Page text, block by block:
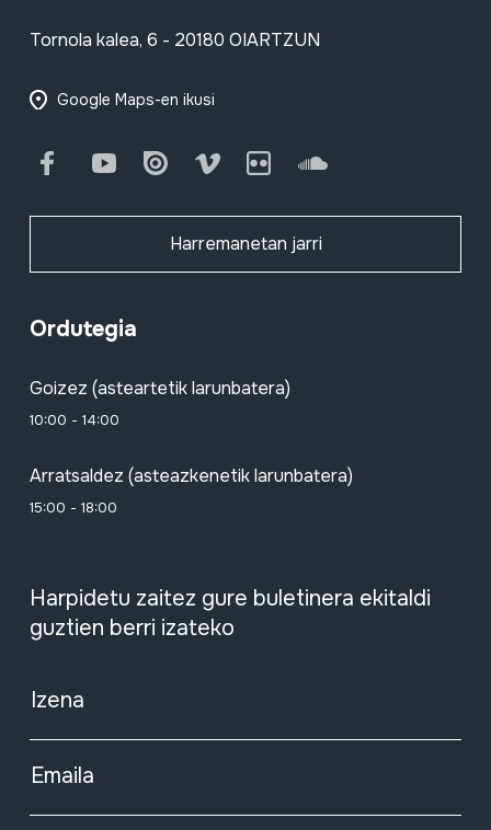
Tornola kalea, 6 - 20180 OIARTZUN
Google Maps-en ikusi
FacebookYoutube Issuu Vimeo Flickr SoundCloud
Harremanetan jarri
Ordutegia
Goizez (asteartetik larunbatera)
10:00 - 14:00
Arratsaldez (asteazkenetik larunbatera)
15:00 - 18:00
Harpidetu zaitez gure buletinera ekitaldi
guztien berri izateko
Izena
Emaila